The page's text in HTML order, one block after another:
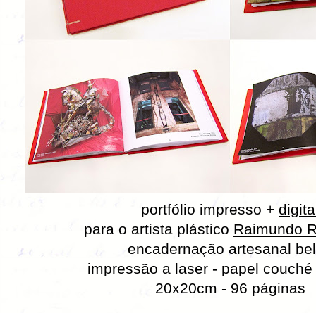
portfólio impresso +
para o artista plástico Raimundo
encadernação artesanal
impressão a laser - papel couché
20x20cm - 96 páginas